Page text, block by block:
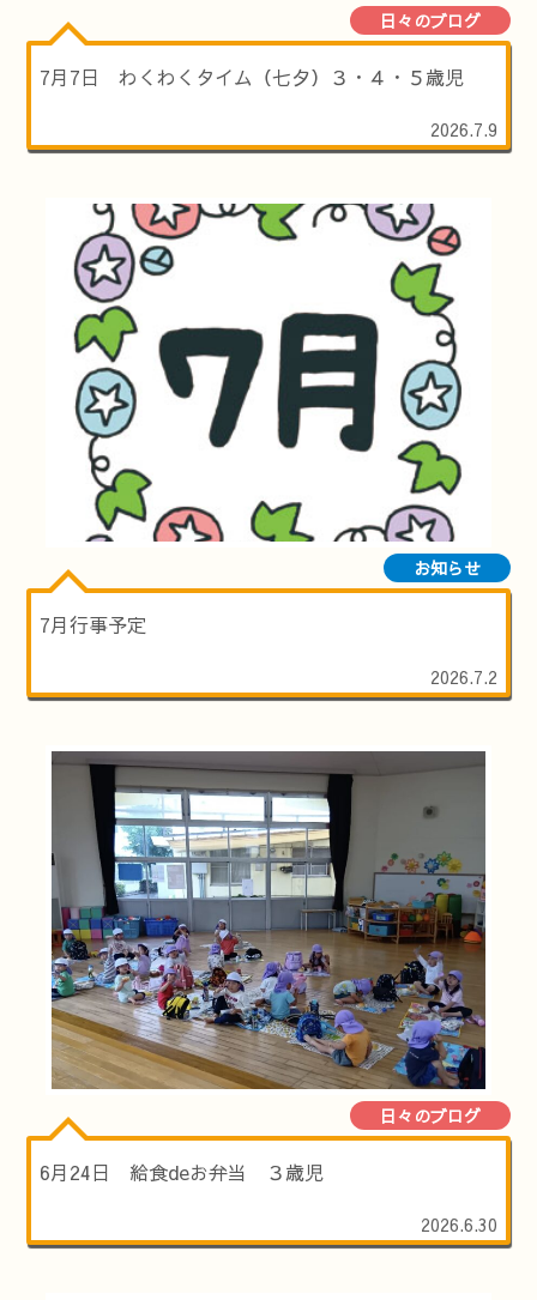
日々のブログ
7月7日 わくわくタイム（七夕）３・４・５歳児
2026.7.9
お知らせ
7月行事予定
2026.7.2
日々のブログ
6月24日 給食deお弁当 ３歳児
2026.6.30